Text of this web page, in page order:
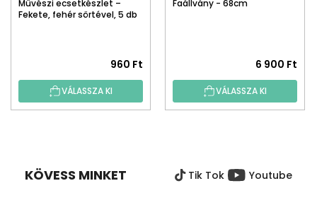
Művészi ecsetkészlet –
Fekete, fehér sörtével, 5 db
960 Ft
VÁLASSZA KI
Faállvány - 68cm
6 900 Ft
VÁLASSZA KI
KÖVESS MINKET Tik Tok Youtube